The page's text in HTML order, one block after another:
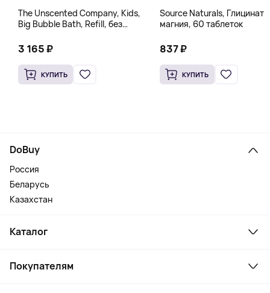
The Unscented Company, Kids,
Big Bubble Bath, Refill, без
Унции)
3 165 ₽
КУПИТЬ
Source Naturals, Глицинат
магния, 60 таблеток
837 ₽
КУПИТЬ
DoBuy
Россия
Беларусь
Казахстан
Каталог
Ноутбуки, мониторы, VR
Покупателям